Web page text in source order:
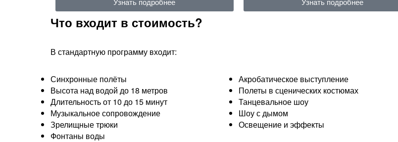
Что входит в стоимость?
В стандартную программу входит:
Синхронные полёты
Высота над водой до 18 метров
Длительность от 10 до 15 минут
Музыкальное сопровождение
Зрелищные трюки
Фонтаны воды​
Акробатическое выступление
Полеты в сценических костюмах
Танцевальное шоу
Шоу с дымом
Освещение и эффекты